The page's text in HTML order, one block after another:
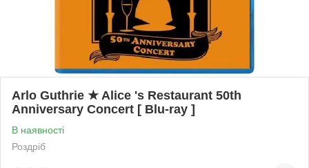
Arlo Guthrie ★ Alice 's Restaurant 50th
Anniversary Concert [ Blu-ray ]
В наявності
Роздріб